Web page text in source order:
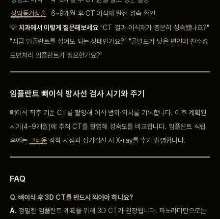
상악동거상술
6~9개월 후 CT 이식재 완전 성숙 확인
💡 치과에서 이렇게 질문해보세요 "CT 결과 이식재가 충분히 성숙했나요?"
"지금 임플란트를 심어도 되는 상태인가요?" "골밀도가 낮은 편인데 친수성
표면처리 임플란트가 필요한가요?"
임플란트 뼈이식 방사선 검사 시기와 주기
뼈이식 직후 기준 CT를 촬영해 이식 범위·위치를 기록합니다. 이후 계획된
시기(4~9개월)에 추적 CT를 촬영해 성숙도를 비교합니다. 임플란트 식립
후에는 크라운 장착 시점과 정기검진 시 X-ray를 추가 촬영합니다.
FAQ
Q. 뼈이식 후3D CT를 반드시 찍어야 하나요?
A. 정밀한 임플란트 계획을 위해 3D CT가 권장됩니다. 파노라마만으로는